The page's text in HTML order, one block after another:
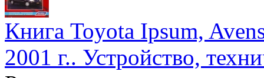
Книга Toyota Ipsum,
2001 г.. Устройство,